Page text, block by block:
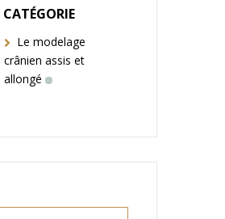
CATÉGORIE
Le modelage
crânien assis et
allongé